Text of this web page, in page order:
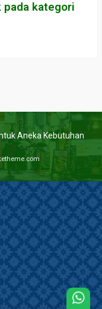
pada kategori
Aneka Kebutuhan